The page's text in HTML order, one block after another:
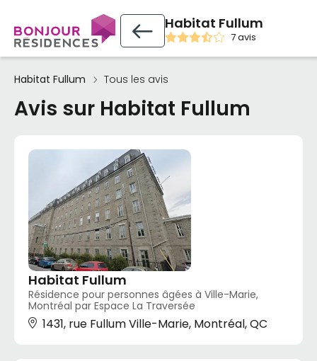
Habitat Fullum
7 avis
Habitat Fullum Tous les avis
Avis sur Habitat Fullum
Habitat Fullum
Résidence pour personnes âgées à Ville-Marie,
Montréal par Espace La Traversée
1431, rue Fullum Ville-Marie, Montréal, QC